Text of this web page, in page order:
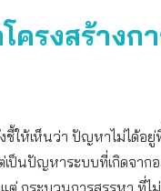
ครงสร้างก
ชี้ให้เห็นว่า ปัญหาไม่ได้อยู่
เป็นปัญหาระบบที่เกิดจาก
ต่ กระบวนการสรรหา ที่ไ